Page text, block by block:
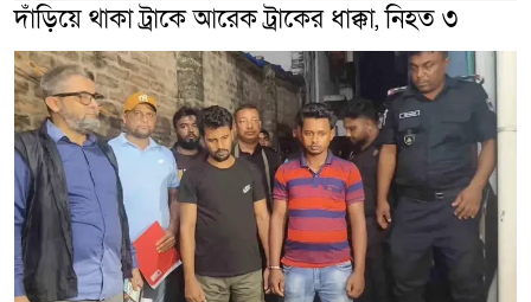
দাঁড়িয়ে থাকা ট্রাকে আরেক ট্রাকের ধাক্কা, নিহত ৩